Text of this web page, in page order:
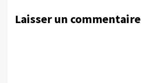
Laisser un commentaire